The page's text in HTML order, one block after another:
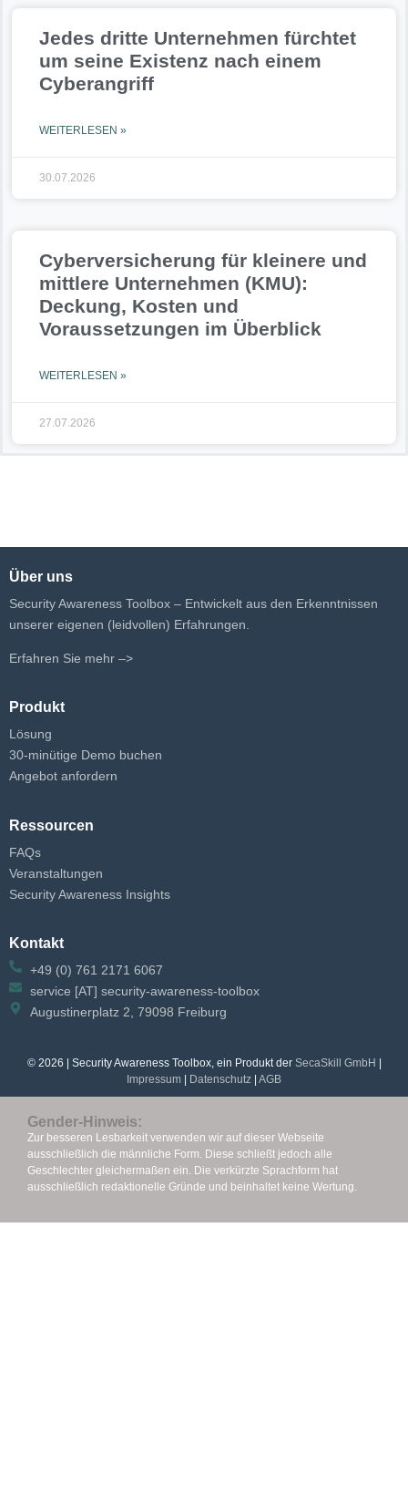
Jedes dritte Unternehmen fürchtet
um seine Existenz nach einem
Cyberangriff
WEITERLESEN »
30.07.2026
Cyberversicherung für kleinere und
mittlere Unternehmen (KMU):
Deckung, Kosten und
Voraussetzungen im Überblick
WEITERLESEN »
27.07.2026
Über uns
Security Awareness Toolbox – Entwickelt aus den Erkenntnissen
unserer eigenen (leidvollen) Erfahrungen.
Erfahren Sie mehr –>
Produkt
Lösung
30-minütige Demo buchen
Angebot anfordern
Ressourcen
FAQs
Veranstaltungen
Security Awareness Insights
Kontakt
+49 (0) 761 2171 6067
service [AT] security-awareness-toolbox
Augustinerplatz 2, 79098 Freiburg
© 2026 | Security Awareness Toolbox, ein Produkt der SecaSkill GmbH
Impressum
Datenschutz AGB
Gender-Hinweis:
Zur besseren Lesbarkeit verwenden wir auf dieser Webseite
ausschließlich die männliche Form. Diese schließt jedoch alle
Geschlechter gleichermaßen ein. Die verkürzte Sprachform hat
ausschließlich redaktionelle Gründe und beinhaltet keine Wertung.